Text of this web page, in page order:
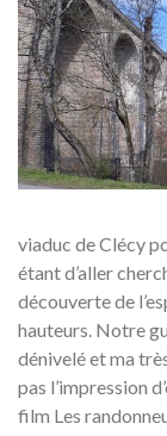
viaduc de Clécy
étant d’aller
découverte de
hauteurs. Notre
dénivelé et ma
pas l’impression
film Les